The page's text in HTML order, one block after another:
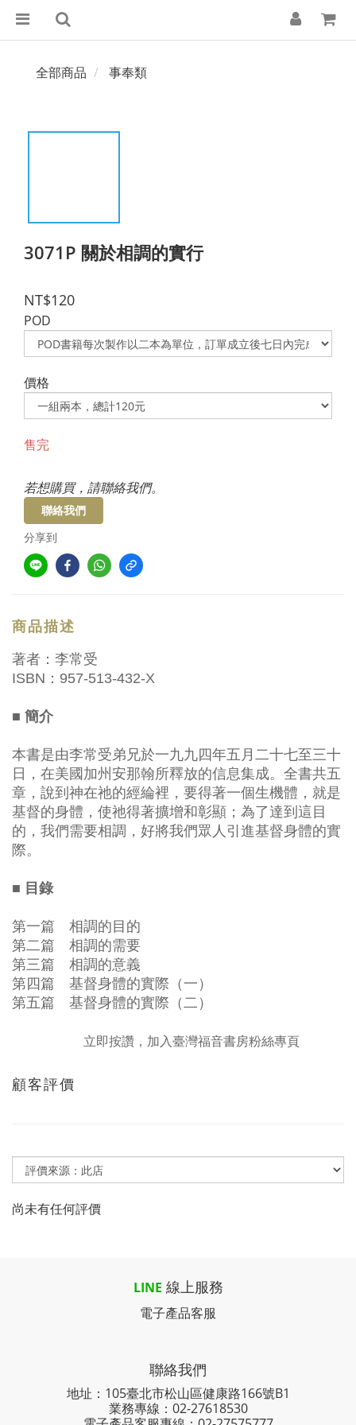
全部商品 事奉類
3071P 關於相調的實行
NT$120
POD
價格
售完
若想購買，請聯絡我們。
聯絡我們
分享到
商品描述
著者：李常受
ISBN：957-513-432-X
■ 簡介
本書是由李常受弟兄於一九九四年五月二十七至三十
日，在美國加州安那翰所釋放的信息集成。全書共五
章，說到神在祂的經綸裡，要得著一個生機體，就是
基督的身體，使祂得著擴增和彰顯；為了達到這目
的，我們需要相調，好將我們眾人引進基督身體的實
際。
■ 目錄
第一篇 相調的目的
第二篇 相調的需要
第三篇 相調的意義
第四篇 基督身體的實際（一）
第五篇 基督身體的實際（二）
立即按讚，加入臺灣福音書房粉絲專頁
顧客評價
尚未有任何評價
LINE 線上服務
電子產品客服
聯絡我們
地址：105臺北市松山區健康路166號B1
業務專線： 02-27618530